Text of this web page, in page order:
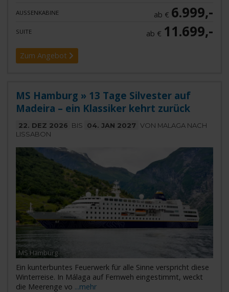
AUSSENKABINE ab € 6.999,-
SUITE ab € 11.699,-
Zum Angebot
MS Hamburg » 13 Tage Silvester auf
Madeira – ein Klassiker kehrt zurück
22. DEZ 2026 BIS 04. JAN 2027 VON MALAGA NACH
LISSABON
MS Hamburg
Ein kunterbuntes Feuerwerk für alle Sinne verspricht diese
Winterreise. In Málaga auf Fernweh eingestimmt, weckt
die Meerenge vo ...mehr